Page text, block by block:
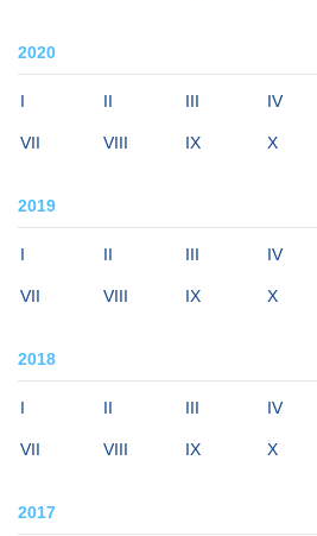
2020
I II III IV
VII VIII IX X
2019
I II III IV
VII VIII IX X
2018
I II III IV
VII VIII IX X
2017